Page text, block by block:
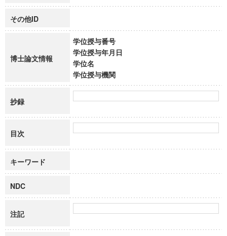
その他ID
博士論文情報
学位授与番号
学位授与年月日
学位名
学位授与機関
抄録
目次
キーワード
NDC
注記